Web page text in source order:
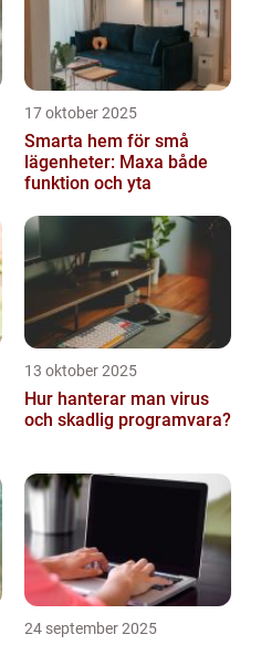
17 oktober 2025
Smarta hem för små
lägenheter: Maxa både
funktion och yta
13 oktober 2025
Hur hanterar man virus
och skadlig programvara?
24 september 2025